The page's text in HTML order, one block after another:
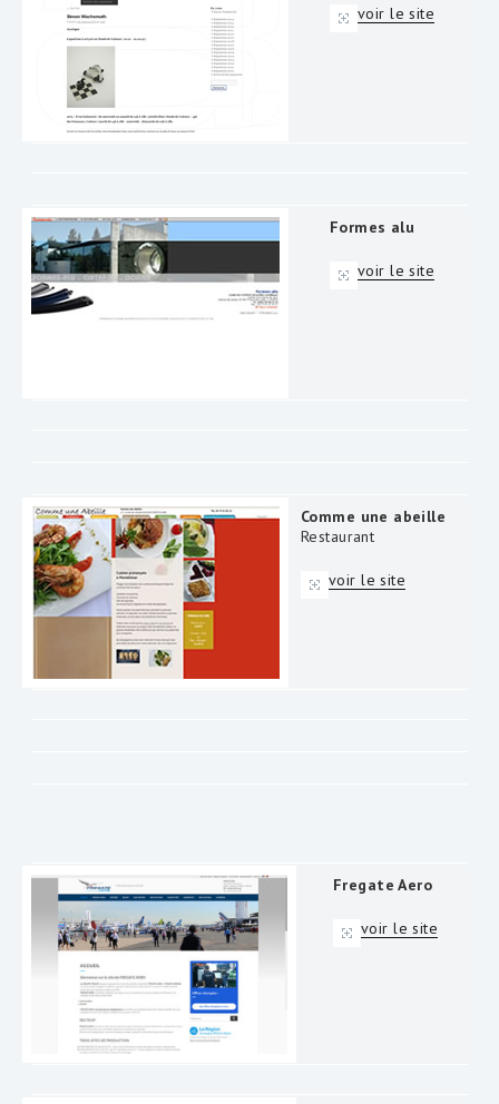
voir le site
Formes alu
voir le site
Comme une abeille
Restaurant
voir le site
Fregate Aero
voir le site